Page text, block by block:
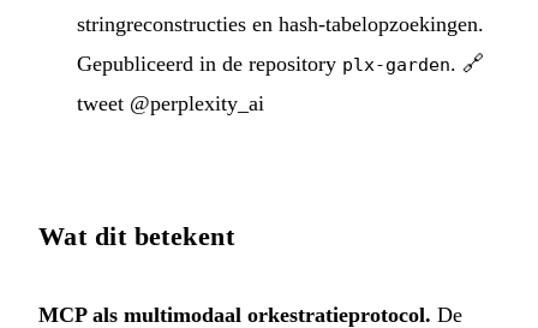
stringreconstructies en hash-tabelopzoekingen.
Gepubliceerd in de repository plx-garden. 🔗
tweet @perplexity_ai
Wat dit betekent
MCP als multimodaal orkestratieprotocol. De